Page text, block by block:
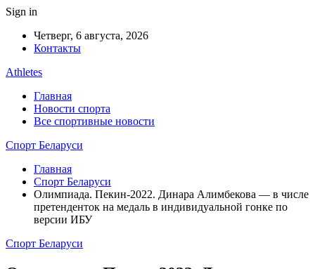
Sign in
Четверг, 6 августа, 2026
Контакты
Athletes
Главная
Новости спорта
Все спортивные новости
Спорт Беларуси
Главная
Спорт Беларуси
Олимпиада. Пекин-2022. Динара Алимбекова — в числе
претенденток на медаль в индивидуальной гонке по
версии ИБУ
Спорт Беларуси